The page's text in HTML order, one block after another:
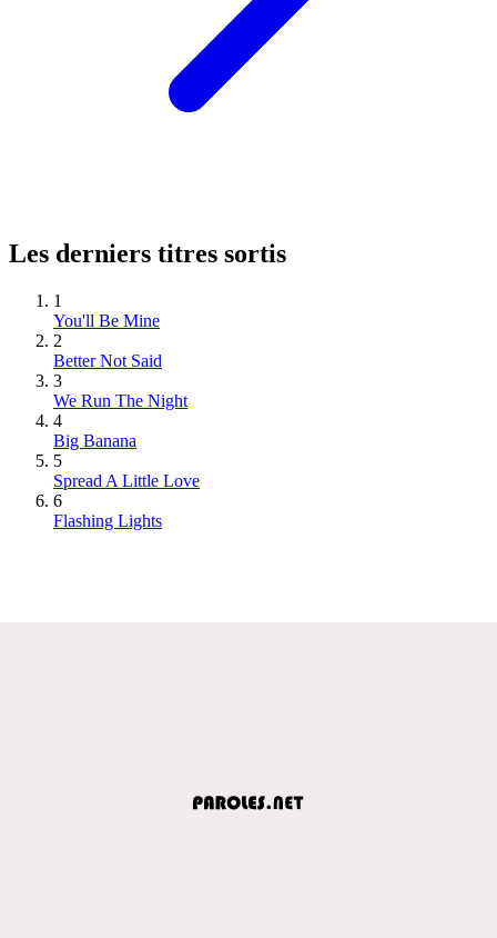
Les derniers titres sortis
1
You'll Be Mine
2
Better Not Said
3
We Run The Night
4
Big Banana
5
Spread A Little Love
6
Flashing Lights